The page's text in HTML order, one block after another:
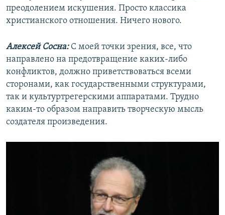
преодолением искушения. Просто классика
христианского отношения. Ничего нового.
Алексей Сосна: С моей точки зрения, все, что
направлено на предотвращение каких-либо
конфликтов, должно приветствоваться всеми
сторонами, как государственными структурами,
так и культуртрегерскими аппаратами. Трудно
каким-то образом направить творческую мысль
создателя произведения.